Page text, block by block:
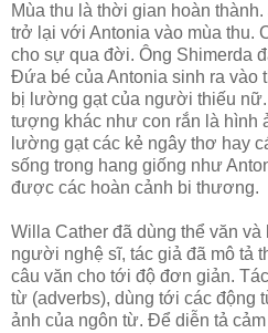
Mùa thu là thời gian hoàn
trở lại với Antonia vào mùa thu.
cho sự qua đời. Ông Shimerda
Đứa bé của Antonia sinh ra vào
bị lường gạt của người thiếu
tượng khác như con rắn là hình
lường gạt các kẻ ngây thơ hay
sống trong hang giống như
được các hoàn cảnh bi thương.
Willa Cather đã dùng thể văn
người nghệ sĩ, tác giả đã mô tả
câu văn cho tới độ đơn giản.
từ (adverbs), dùng tới các động
ảnh của ngôn từ. Để diễn tả